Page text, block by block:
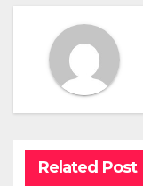
Related Post